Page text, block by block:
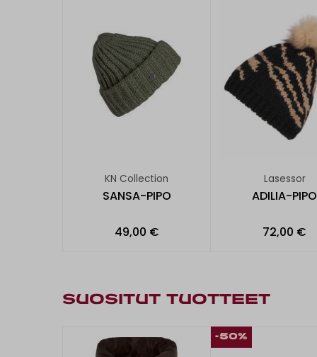
KN Collection
SANSA-PIPO
49,00 €
Lasessor
ADILIA-PIPO
72,00 €
SUOSITUT TUOTTEET
-50%